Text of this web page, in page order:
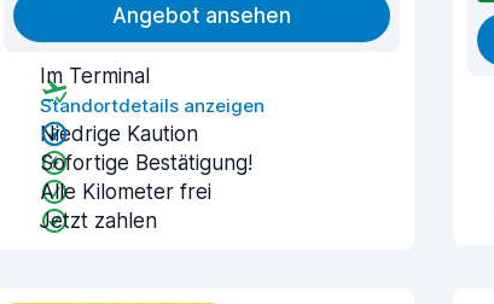
Angebot ansehen
Im Terminal
Standortdetails anzeigen
Niedrige Kaution
Sofortige Bestätigung!
Alle Kilometer frei
Jetzt zahlen